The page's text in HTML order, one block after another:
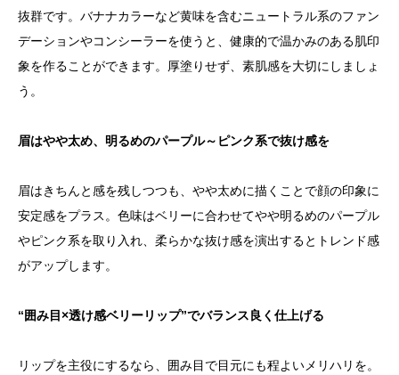
抜群です。バナナカラーなど黄味を含むニュートラル系のファン
デーションやコンシーラーを使うと、健康的で温かみのある肌印
象を作ることができます。厚塗りせず、素肌感を大切にしましょ
う。
眉はやや太め、明るめのパープル～ピンク系で抜け感を
眉はきちんと感を残しつつも、やや太めに描くことで顔の印象に
安定感をプラス。色味はベリーに合わせてやや明るめのパープル
やピンク系を取り入れ、柔らかな抜け感を演出するとトレンド感
がアップします。
“囲み目×透け感ベリーリップ”でバランス良く仕上げる
リップを主役にするなら、囲み目で目元にも程よいメリハリを。